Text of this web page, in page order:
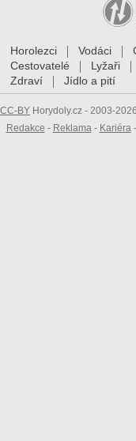
Horolezci Vodáci
Cestovatelé
Lyžaři
Zdraví
Jídlo a pití
CC-BY Horydoly.cz - 2003-
Redakce - Reklama- Kariéra-